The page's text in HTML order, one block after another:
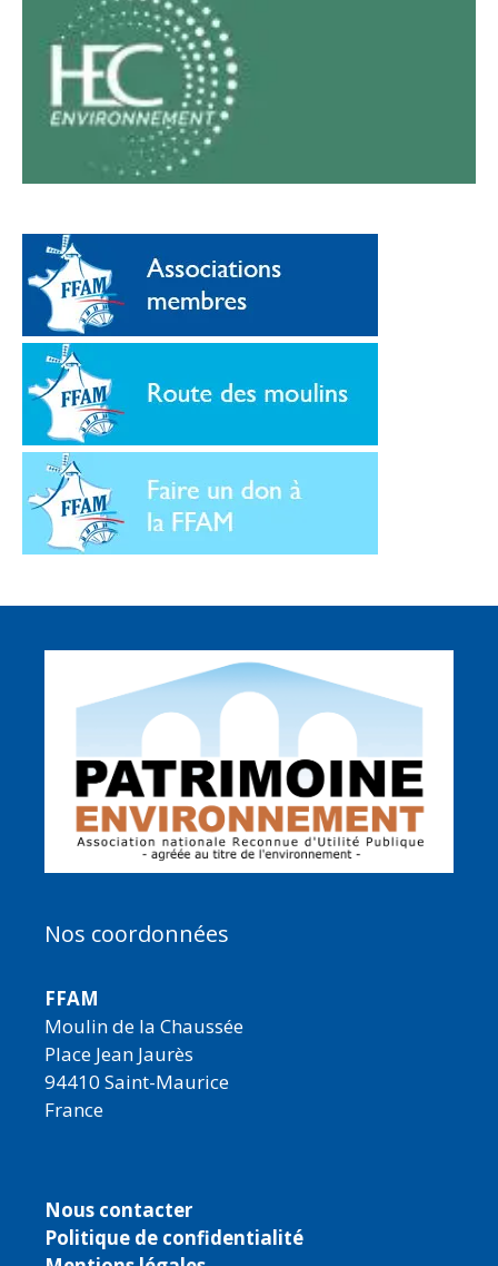
Nos coordonnées
FFAM
Moulin de la Chaussée
Place Jean Jaurès
94410 Saint-Maurice
France
Nous contacter
Politique de confidentialité